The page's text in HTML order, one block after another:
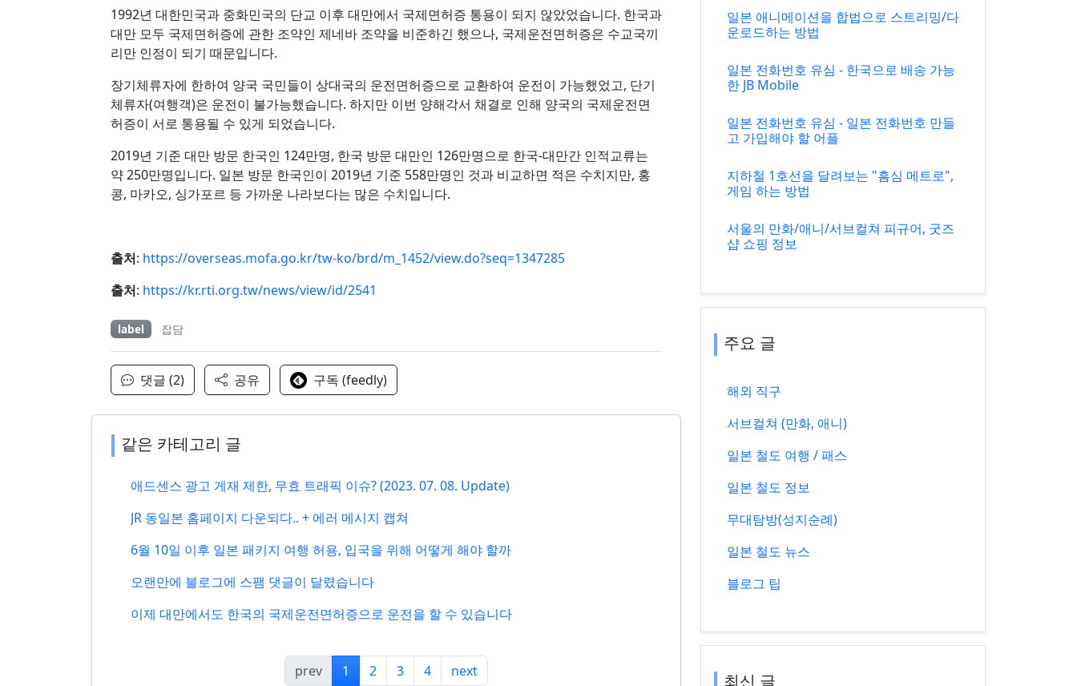
1992년 대한민국과 중화민국의 단교 이후 대만에서 국제면허증 통용이 되지 않았었습니다. 한국과
대만 모두 국제면허증에 관한 조약인 제네바 조약을 비준하긴 했으나, 국제운전면허증은 수교국끼
리만 인정이 되기 때문입니다.
장기체류자에 한하여 양국 국민들이 상대국의 운전면허증으로 교환하여 운전이 가능했었고, 단기
체류자(여행객)은 운전이 불가능했습니다. 하지만 이번 양해각서 채결로 인해 양국의 국제운전면
허증이 서로 통용될 수 있게 되었습니다.
2019년 기준 대만 방문 한국인 124만명, 한국 방문 대만인 126만명으로 한국-대만간 인적교류는
약 250만명입니다. 일본 방문 한국인이 2019년 기준 558만명인 것과 비교하면 적은 수치지만, 홍
콩, 마카오, 싱가포르 등 가까운 나라보다는 많은 수치입니다.
출처: https://overseas.mofa.go.kr/tw-ko/brd/m_1452/view.do?seq=1347285
출처: https://kr.rti.org.tw/news/view/id/2541
label 잡담
댓글 (2) 공유 구독 (feedly)
같은 카테고리 글
애드센스 광고 게재 제한, 무효 트래픽 이슈? (2023. 07. 08. Update)
JR 동일본 홈페이지 다운되다.. + 에러 메시지 캡쳐
6월 10일 이후 일본 패키지 여행 허용, 입국을 위해 어떻게 해야 할까
오랜만에 블로그에 스팸 댓글이 달렸습니다
이제 대만에서도 한국의 국제운전면허증으로 운전을 할 수 있습니다
prev 1 2 3 4 next
일본 애니메이션을 합법으로 스트리밍/다
운로드하는 방법
일본 전화번호 유심 - 한국으로 배송 가능
한 JB Mobile
일본 전화번호 유심 - 일본 전화번호 만들
고 가입해야 할 어플
지하철 1호선을 달려보는 "흠심 메트로",
게임 하는 방법
서울의 만화/애니/서브컬쳐 피규어, 굿즈
샵 쇼핑 정보
주요 글
해외 직구
서브컬쳐 (만화, 애니)
일본 철도 여행 / 패스
일본 철도 정보
무대탐방(성지순례)
일본 철도 뉴스
블로그 팁
최신 글